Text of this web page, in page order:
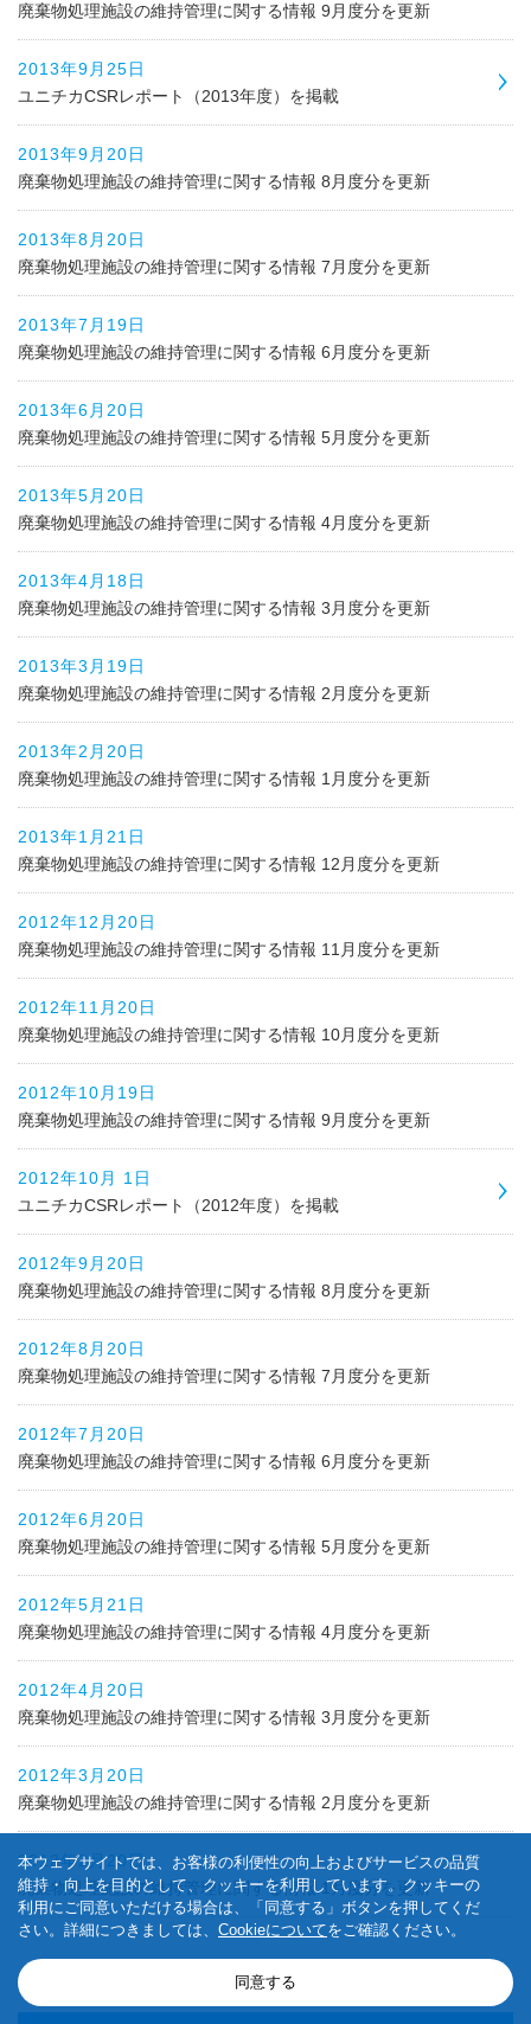
本ウェブサイトでは、お客様の利便性の向上およびサービスの品質
維持・向上を目的として、クッキーを利用しています。クッキーの
利用にご同意いただける場合は、「同意する」ボタンを押してくだ
さい。詳細につきましては、 Cookieについてをご確認ください。
同意する
廃棄物処理施設の維持管理に関する情報 9月度分を更新
2013年9月25日
ユニチカCSRレポート（2013年度）を掲載
2013年9月20日
廃棄物処理施設の維持管理に関する情報 8月度分を更新
2013年8月20日
廃棄物処理施設の維持管理に関する情報 7月度分を更新
2013年7月19日
廃棄物処理施設の維持管理に関する情報 6月度分を更新
2013年6月20日
廃棄物処理施設の維持管理に関する情報 5月度分を更新
2013年5月20日
廃棄物処理施設の維持管理に関する情報 4月度分を更新
2013年4月18日
廃棄物処理施設の維持管理に関する情報 3月度分を更新
2013年3月19日
廃棄物処理施設の維持管理に関する情報 2月度分を更新
2013年2月20日
廃棄物処理施設の維持管理に関する情報 1月度分を更新
2013年1月21日
廃棄物処理施設の維持管理に関する情報 12月度分を更新
2012年12月20日
廃棄物処理施設の維持管理に関する情報 11月度分を更新
2012年11月20日
廃棄物処理施設の維持管理に関する情報 10月度分を更新
2012年10月19日
廃棄物処理施設の維持管理に関する情報 9月度分を更新
2012年10月 1日
ユニチカCSRレポート（2012年度）を掲載
2012年9月20日
廃棄物処理施設の維持管理に関する情報 8月度分を更新
2012年8月20日
廃棄物処理施設の維持管理に関する情報 7月度分を更新
2012年7月20日
廃棄物処理施設の維持管理に関する情報 6月度分を更新
2012年6月20日
廃棄物処理施設の維持管理に関する情報 5月度分を更新
2012年5月21日
廃棄物処理施設の維持管理に関する情報 4月度分を更新
2012年4月20日
廃棄物処理施設の維持管理に関する情報 3月度分を更新
2012年3月20日
廃棄物処理施設の維持管理に関する情報 2月度分を更新
2012年2月20日
廃棄物処理施設の維持管理に関する情報 1月度分を更新